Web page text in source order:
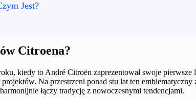
Jest?
Citroena?
kiedy to André Citroën zaprezentował swoje
Na przestrzeni ponad stu lat ten
łączy tradycję z nowoczesnymi tendencjami.